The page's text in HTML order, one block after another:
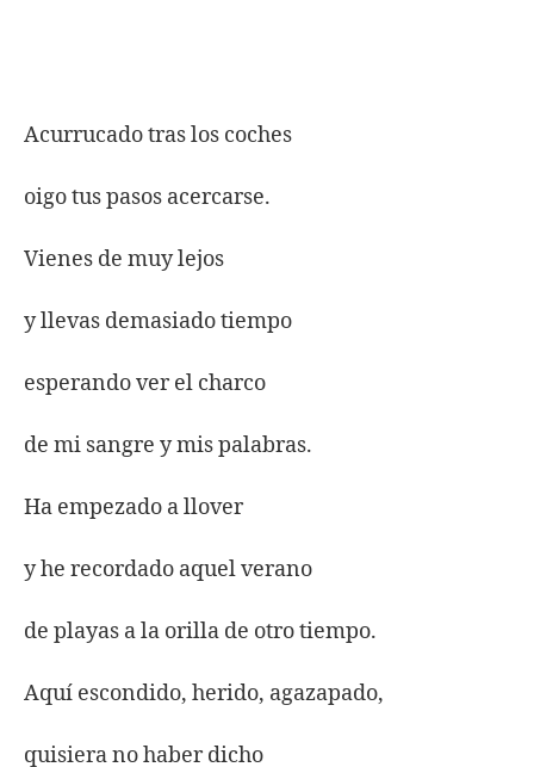
Acurrucado tras los coches
oigo tus pasos acercarse.
Vienes de muy lejos
y llevas demasiado tiempo
esperando ver el charco
de mi sangre y mis palabras.
Ha empezado a llover
y he recordado aquel verano
de playas a la orilla de otro tiempo.
Aquí escondido, herido, agazapado,
quisiera no haber dicho